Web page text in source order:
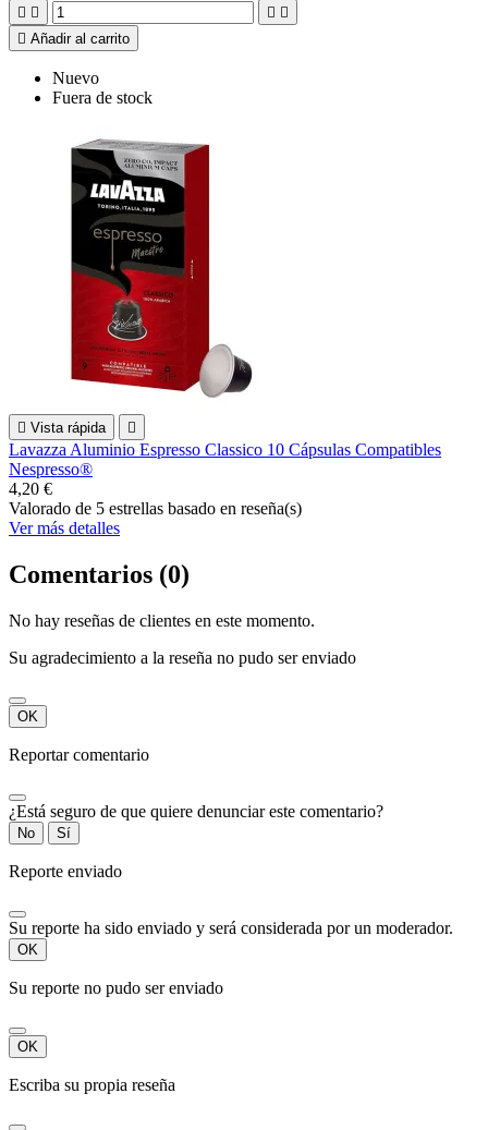
   
 Añadir al carrito
Nuevo
Fuera de stock
 Vista rápida 
Lavazza Aluminio Espresso Classico 10 Cápsulas Compatibles
Nespresso®
4,20 €
Valorado de 5 estrellas basado en reseña(s)
Ver más detalles
Comentarios (0)
No hay reseñas de clientes en este momento.
Su agradecimiento a la reseña no pudo ser enviado
OK
Reportar comentario
¿Está seguro de que quiere denunciar este comentario?
No Sí
Reporte enviado
Su reporte ha sido enviado y será considerada por un moderador.
OK
Su reporte no pudo ser enviado
OK
Escriba su propia reseña